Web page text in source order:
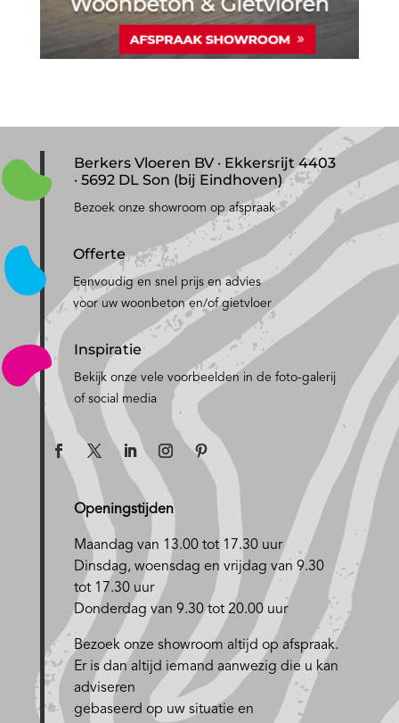
Berkers Vloeren BV · Ekkersrijt 4403
· 5692 DL Son (bij Eindhoven)
Bezoek onze showroom op afspraak
Offerte
Eenvoudig en snel prijs en advies
voor uw woonbeton en/of gietvloer
Inspiratie
Bekijk onze vele voorbeelden in de foto-galerij
of social media
Openingstijden
Maandag van 13.00 tot 17.30 uur
Dinsdag, woensdag en vrijdag van 9.30
tot 17.30 uur
Donderdag van 9.30 tot 20.00 uur
Bezoek onze showroom altijd op afspraak.
Er is dan altijd iemand aanwezig die u kan
adviseren
gebaseerd op uw situatie en